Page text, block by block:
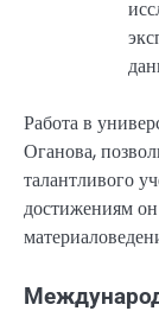
Работа в
Оганова,
талантливого
достижениям